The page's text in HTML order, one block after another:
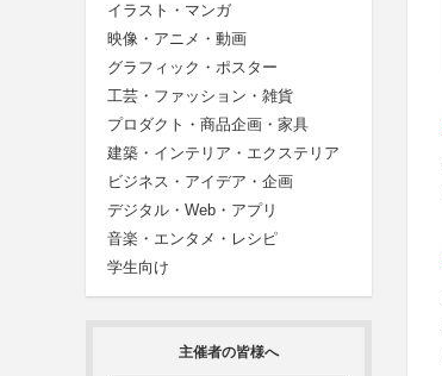
イラスト・マンガ
映像・アニメ・動画
グラフィック・ポスター
工芸・ファッション・雑貨
プロダクト・商品企画・家具
建築・インテリア・エクステリア
ビジネス・アイデア・企画
デジタル・Web・アプリ
音楽・エンタメ・レシピ
学生向け
主催者の皆様へ